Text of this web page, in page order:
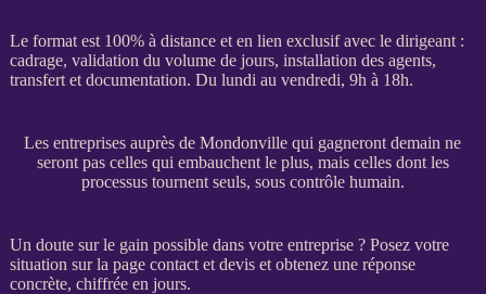
Le format est 100% à distance et en lien exclusif avec le dirigeant :
cadrage, validation du volume de jours, installation des agents,
transfertet documentation. Du lundi au vendredi, 9h à 18h.
Les entreprises auprès de Mondonville qui gagneront demain ne
seront pas celles qui embauchent le plus, mais celles dont les
processus tournent seuls, sous contrôle humain.
Un doute sur le gain possible dans votre entreprise ? Posez votre
situation sur la page contact et deviset obtenez une réponse
concrète, chiffrée en jours.